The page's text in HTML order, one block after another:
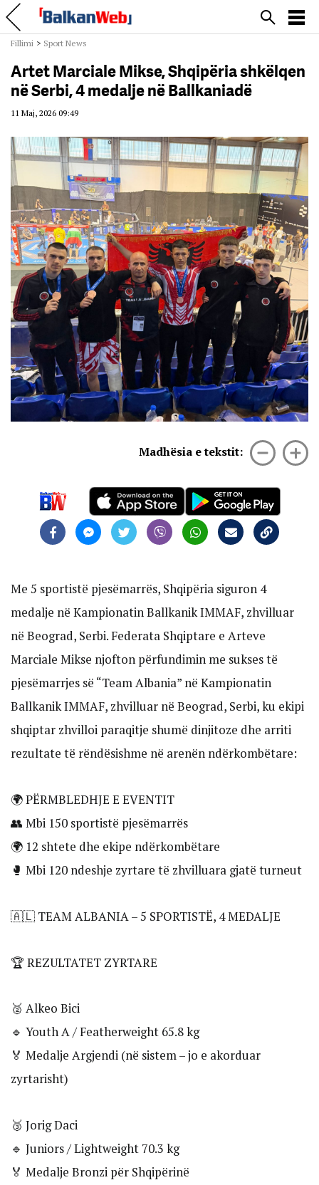
Fillimi > Sport News
Artet Marciale Mikse, Shqipëria shkëlqen
në Serbi, 4 medalje në Ballkaniadë
11 Maj, 2026 09:49
Madhësia e tekstit:
Me 5 sportistë pjesëmarrës, Shqipëria siguron 4
medalje në Kampionatin Ballkanik IMMAF, zhvilluar
në Beograd, Serbi. Federata Shqiptare e Arteve
Marciale Mikse njofton përfundimin me sukses të
pjesëmarrjes së “Team Albania” në Kampionatin
Ballkanik IMMAF, zhvilluar në Beograd, Serbi, ku ekipi
shqiptar zhvilloi paraqitje shumë dinjitoze dhe arriti
rezultate të rëndësishme në arenën ndërkombëtare:
🌍 PËRMBLEDHJE E EVENTIT
👥 Mbi 150 sportistë pjesëmarrës
🌍 12 shtete dhe ekipe ndërkombëtare
🥊 Mbi 120 ndeshje zyrtare të zhvilluara gjatë turneut
🇦🇱 TEAM ALBANIA – 5 SPORTISTË, 4 MEDALJE
🏆 REZULTATET ZYRTARE
🥈 Alkeo Bici
🔹 Youth A / Featherweight 65.8 kg
🏅 Medalje Argjendi (në sistem – jo e akorduar
zyrtarisht)
🥉 Jorig Daci
🔹 Juniors / Lightweight 70.3 kg
🏅 Medalje Bronzi për Shqipërinë